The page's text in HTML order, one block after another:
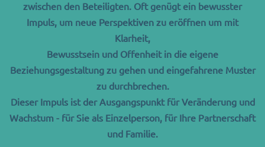
zwischen den Beteiligten. Oft genügt ein bewusster
Impuls, um neue Perspektiven zu eröffnen um mit
Klarheit,
Bewusstsein und Offenheit in die eigene
Beziehungsgestaltung zu gehen und eingefahrene Muster
zu durchbrechen.
Dieser Impuls ist der Ausgangspunkt für Veränderung und
Wachstum - für Sie als Einzelperson, für Ihre Partnerschaft
und Familie.